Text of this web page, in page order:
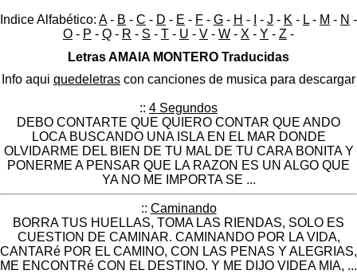
Indice Alfabético: A- B - C - D - E - F - G - H - - J - K - L - M - N -
O - P - Q - R - S - T - U - V - W - X - Y - Z -
Letras AMAIA MONTERO Traducidas
Info aqui quedeletras con canciones de musica para descargar
:: 4 Segundos
DEBO CONTARTE QUE QUIERO CONTAR QUE ANDO
LOCA BUSCANDO UNA ISLA EN EL MAR DONDE
OLVIDARME DEL BIEN DE TU MAL DE TU CARA BONITA Y
PONERME A PENSAR QUE LA RAZON ES UN ALGO QUE
YA NO ME IMPORTA SE ...
:: Caminando
BORRA TUS HUELLAS, TOMA LAS RIENDAS, SOLO ES
CUESTION DE CAMINAR. CAMINANDO POR LA VIDA,
CANTARé POR EL CAMINO, CON LAS PENAS Y ALEGRIAS,
ME ENCONTRé CON EL DESTINO. Y ME DIJO VIDEA MIA, ...